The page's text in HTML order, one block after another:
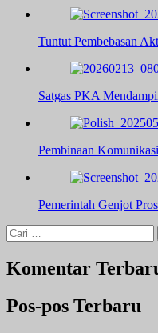
Tuntut Pembebasan
Satgas PKA
Pembinaan
Pemerintah Genjot
Cari
untuk:
Komentar
Pos-pos Terbaru